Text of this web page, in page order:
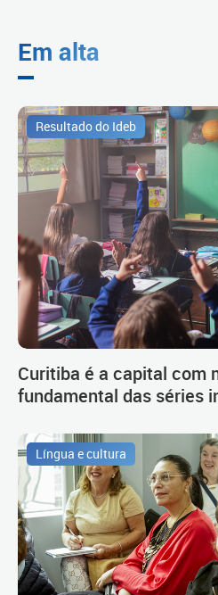
Em alta
Resultado do Ideb
Curitiba é a capital com
fundamental das séries
Língua e cultura